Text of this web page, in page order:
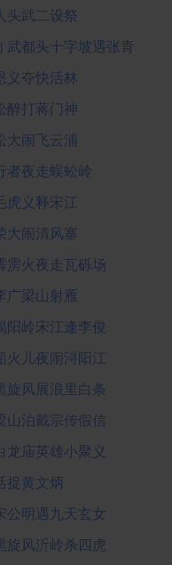
头武二设祭
武都头十字坡遇张青
义夺快活林
醉打蒋门神
大闹飞云浦
者夜走蜈蚣岭
义释宋江
大闹清风寨
雳火夜走瓦砾场
广梁山射雁
阳岭宋江逢李俊
儿夜闹浔阳江
旋风展浪里白条
山泊戴宗传假信
龙庙英雄小聚义
捉黄文炳
公明遇九天玄女
旋风沂岭杀四虎